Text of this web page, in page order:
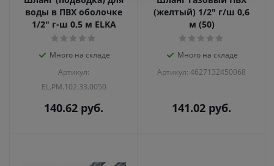
воды в ПВХ оболочке
1/2" г-ш 0,5 м ELKA
Много на складе
Артикул:
EL.PM.102.33.0050
140.62 руб.
(желтый) 1/2" г/ш 0,6
м (50)
Много на складе
Артикул: 4627132450068
141.02 руб.